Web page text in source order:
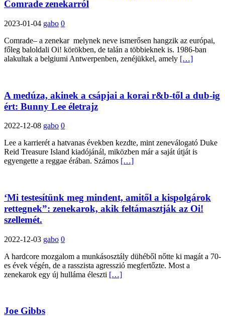
Comrade zenekarról
2023-01-04 gabo 0
Comrade– a zenekar melynek neve ismerősen hangzik az európai,
főleg baloldali Oi! körökben, de talán a többieknek is. 1986-ban
alakultak a belgiumi Antwerpenben, zenéjükkel, amely […]
A medúza, akinek a csápjai a korai r&b-től a dub-ig
ért: Bunny Lee életrajz
2022-12-08 gabo 0
Lee a karrierét a hatvanas években kezdte, mint zeneválogató Duke
Reid Treasure Island kiadójánál, miközben már a saját útját is
egyengette a reggae érában. Számos […]
‘Mi testesítünk meg mindent, amitől a kispolgárok
rettegnek”: zenekarok, akik feltámasztják az Oi!
szellemét.
2022-12-03 gabo 0
A hardcore mozgalom a munkásosztály dühéből nőtte ki magát a 70-
es évek végén, de a rasszista agresszió megfertőzte. Most a
zenekarok egy új hulláma éleszti […]
Joe Gibbs